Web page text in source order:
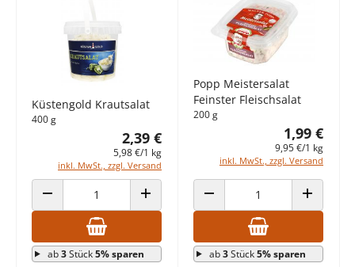
Küstengold Krautsalat
400 g
2,39 €
5,98 €/1 kg
inkl. MwSt., zzgl. Versand
ANZAHL VERRINGERN ANZAHL ERHÖHEN
ab3Stück5% sparen
Popp Meistersalat
Feinster Fleischsalat
200 g
1,99 €
9,95 €/1 kg
inkl. MwSt., zzgl. Versand
ANZAHL VERRINGERN ANZAHL
ab3Stück5% sparen